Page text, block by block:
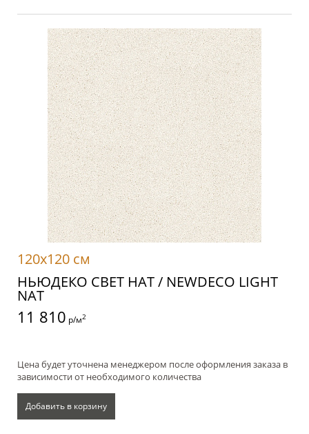
120x120 см
НЬЮДЕКО СВЕТ НАТ / NEWDECO LIGHT
NAT
11 810 р/м2
Цена будет уточнена менеджером после оформления заказа в
зависимости от необходимого количества
Добавить в корзину